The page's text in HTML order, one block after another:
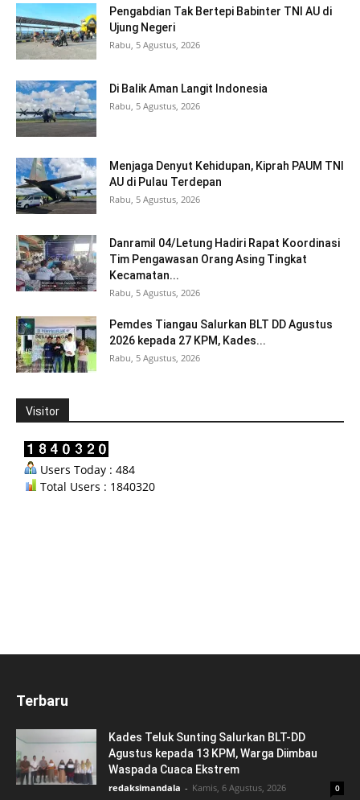
Pengabdian Tak Bertepi Babinter TNI AU di
Ujung Negeri
Rabu, 5 Agustus, 2026
Di Balik Aman Langit Indonesia
Rabu, 5 Agustus, 2026
Menjaga Denyut Kehidupan, Kiprah PAUM TNI
AU di Pulau Terdepan
Rabu, 5 Agustus, 2026
Danramil 04/Letung Hadiri Rapat Koordinasi
Tim Pengawasan Orang Asing Tingkat
Kecamatan...
Rabu, 5 Agustus, 2026
Pemdes Tiangau Salurkan BLT DD Agustus
2026 kepada 27 KPM, Kades...
Rabu, 5 Agustus, 2026
Visitor
Users Today : 484
Total Users : 1840320
Terbaru
Kades Teluk Sunting Salurkan BLT-DD
Agustus kepada 13 KPM, Warga Diimbau
Waspada Cuaca Ekstrem
redaksimandala - Kamis, 6 Agustus, 2026 0